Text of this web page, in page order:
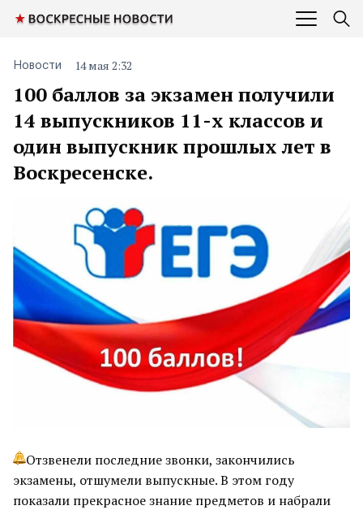
100 баллов за экзамен получили
14 выпускников 11-х классов и
один выпускник прошлых лет в
Воскресенске.
Новости 14 мая 2:32
Отзвенели последние звонки, закончились
экзамены, отшумели выпускные. В этом году
показали прекрасное знание предметов и набрали